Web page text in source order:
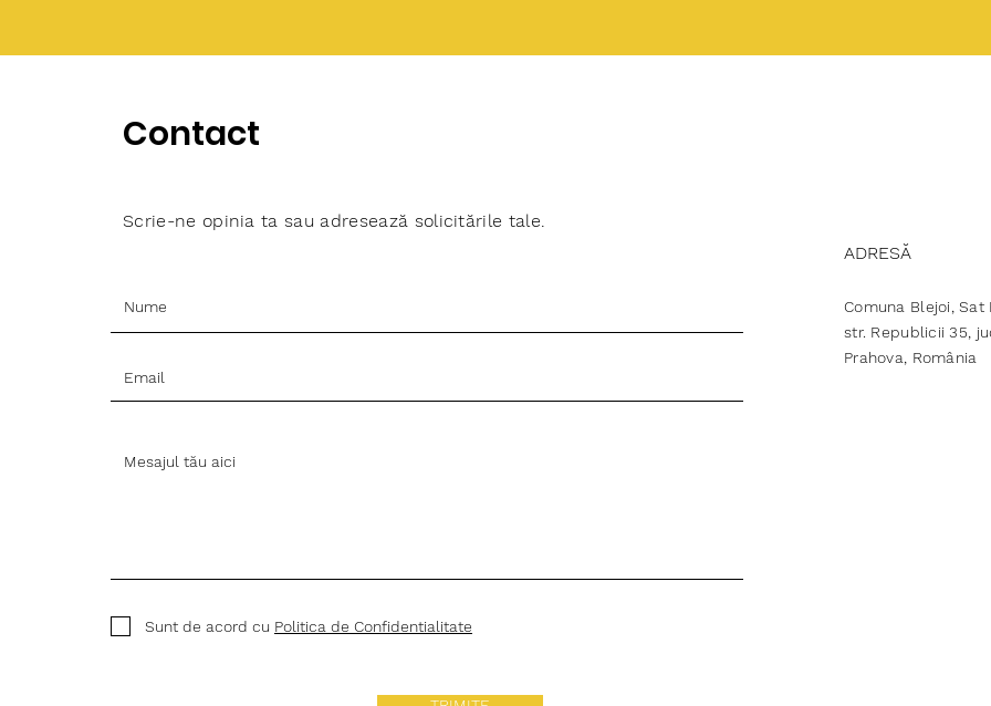
Contact
Scrie-ne opinia ta sau adresează solicitările tale.
Sunt de acord cu Politica de Confidentialitate
ADRESĂ
Comuna Blejoi, Sat
str. Republicii 35,
Prahova, România